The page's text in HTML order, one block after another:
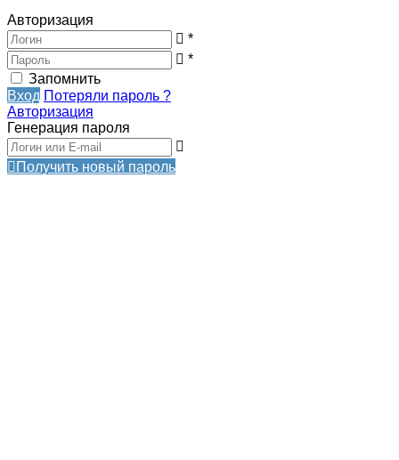
Авторизация
*
*
Запомнить
Вход Потеряли пароль ?
Авторизация
Генерация пароля
Получить новый пароль